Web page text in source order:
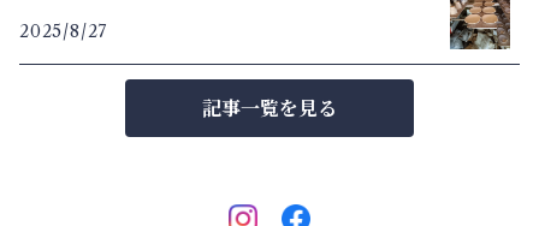
2025/8/27
記事一覧を見る